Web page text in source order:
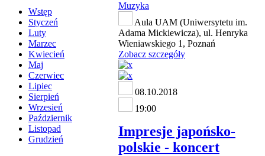
Wstęp
Styczeń
Luty
Marzec
Kwiecień
Maj
Czerwiec
Lipiec
Sierpień
Wrzesień
Październik
Listopad
Grudzień
Muzyka
Aula UAM (Uniwersytetu im.
Adama Mickiewicza), ul. Henryka
Wieniawskiego 1, Poznań
Zobacz szczegóły
08.10.2018
19:00
Impresje japońsko-
polskie - koncert